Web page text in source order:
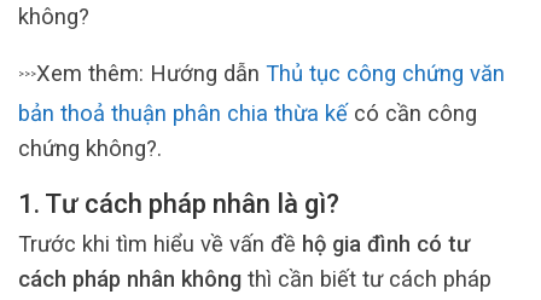
không?
>>>Xem thêm: Hướng dẫn Thủ tục công chứng văn
bản thoả thuận phân chia thừa kế có cần công
chứng không?.
1. Tư cách pháp nhân là gì?
Trước khi tìm hiểu về vấn đề hộ gia đình có tư
cách pháp nhân không thì cần biết tư cách pháp